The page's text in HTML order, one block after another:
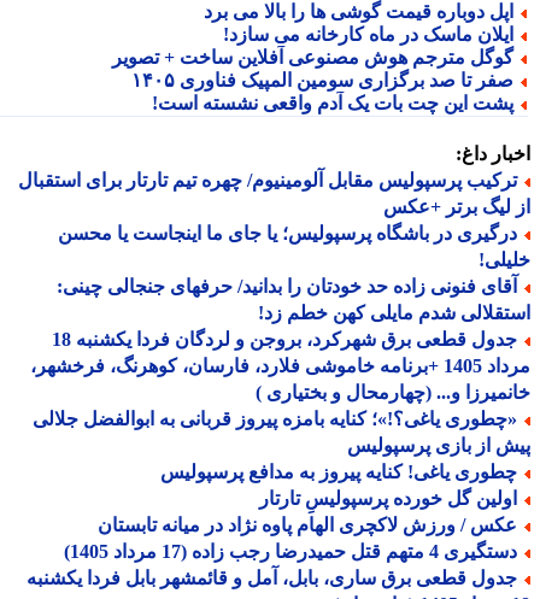
دوباره قیمت گوشی ها را بالا می برد
ماسک در ماه کارخانه می سازد!
مترجم هوش مصنوعی آفلاین ساخت + تصویر
تا صد برگزاری سومین المپیک فناوری ۱۴۰۵
این چت بات یک آدم واقعی نشسته است!
داغ:
پرسپولیس مقابل آلومینیوم/ چهره تیم تارتار برای استقبال
لیگ برتر +عکس
در باشگاه پرسپولیس؛ یا جای ما اینجاست یا محسن
فنونی زاده حد خودتان را بدانید/ حرفهای جنجالی چینی:
شدم مایلی کهن خطم زد!
جدول قطعی برق شهرکرد، بروجن و لردگان فردا یکشنبه 18
مرداد 1405 +برنامه خاموشی فلارد، فارسان، کوهرنگ، فرخشهر،
و... (چهارمحال و بختیاری )
یاغی؟!»؛ کنایه بامزه پیروز قربانی به ابوالفضل جلالی
از بازی پرسپولیس
یاغی! کنایه پیروز به مدافع پرسپولیس
گل خورده پرسپولیسِ تارتار
/ ورزش لاکچری الهام پاوه نژاد در میانه تابستان
4 متهم قتل حمیدرضا رجب زاده (17 مرداد 1405)
قطعی برق ساری، بابل، آمل و قائمشهر بابل فردا یکشنبه